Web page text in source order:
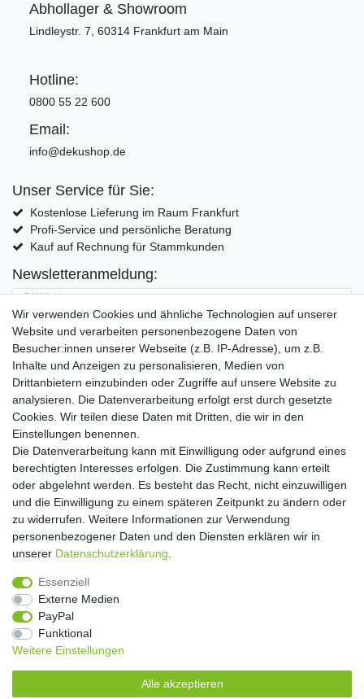
Abhollager & Showroom
Lindleystr. 7, 60314 Frankfurt am Main
Hotline:
0800 55 22 600
Email:
info@dekushop.de
Unser Service für Sie:
Kostenlose Lieferung im Raum Frankfurt
Profi-Service und persönliche Beratung
Kauf auf Rechnung für Stammkunden
Newsletteranmeldung:
E-MAIL **
Hiermit bestätige ich, dass ich die Daten­schutz­erklärung
Einwilligung kann ich jederzeit widerrufen.**
Abonnieren
** Hierbei handelt es sich um ein Pflichtfeld.
Widerrufs­recht Widerrufs­formular Impressum
Daten­schutz­erklärung AGB Kontakt
Wir verwenden Cookies und ähnliche Technologien auf unserer
Website und verarbeiten personenbezogene Daten von
Besucher:innen unserer Webseite (z.B. IP-Adresse), um z.B.
Inhalte und Anzeigen zu personalisieren, Medien von
Drittanbietern einzubinden oder Zugriffe auf unsere Website zu
analysieren. Die Datenverarbeitung erfolgt erst durch gesetzte
Cookies. Wir teilen diese Daten mit Dritten, die wir in den
Einstellungen benennen.
Die Datenverarbeitung kann mit Einwilligung oder aufgrund eines
berechtigten Interesses erfolgen. Die Zustimmung kann erteilt
oder abgelehnt werden. Es besteht das Recht, nicht einzuwilligen
und die Einwilligung zu einem späteren Zeitpunkt zu ändern oder
zu widerrufen. Weitere Informationen zur Verwendung
personenbezogener Daten und den Diensten erklären wir in
unserer Daten­schutz­erklärung
Essenziell
Externe Medien
PayPal
Funktional
Weitere Einstellungen
Alle akzeptieren
Copyright 2016 | Dekushop.de | Alle Rechte vorbehalten. |
Angebote gelten nur für Industrie, Handel, Handwerk und
Widerrufs­recht